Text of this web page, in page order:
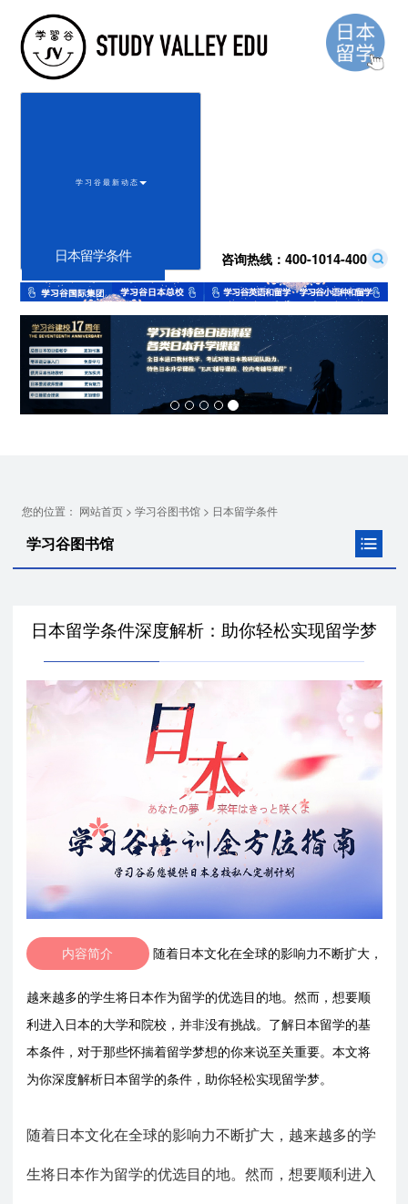
学 习 谷 最 新 动 态
咨询热线：400-1014-400
Previous Next
日本留学条件
您的位置： 网站首页> 学习谷图书馆> 日本留学条件
学习谷图书馆
日本留学条件深度解析：助你轻松实现留学梦
内容简介 随着日本文化在全球的影响力不断扩大，
越来越多的学生将日本作为留学的优选目的地。然而，想要顺
利进入日本的大学和院校，并非没有挑战。了解日本留学的基
本条件，对于那些怀揣着留学梦想的你来说至关重要。本文将
为你深度解析日本留学的条件，助你轻松实现留学梦。
随着日本文化在全球的影响力不断扩大，越来越多的学
生将日本作为留学的优选目的地。然而，想要顺利进入